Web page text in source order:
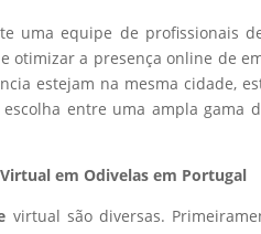
uma equipe de profissionais
a presença online de
estejam na mesma cidade,
entre uma ampla gama
em Odivelas em Portugal
virtual são diversas.